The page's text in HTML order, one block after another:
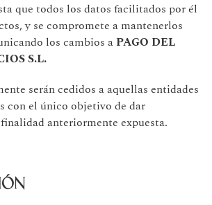
que todos los datos facilitados por él
y se compromete a mantenerlos
los cambios a PAGO DEL
S.L.
serán cedidos a aquellas entidades
con el único objetivo de dar
anteriormente expuesta.